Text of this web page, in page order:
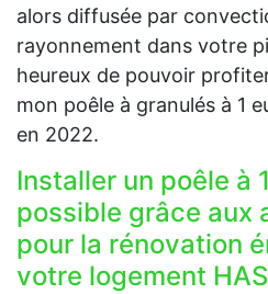
alors diffusée par
rayonnement dans votre
heureux de pouvoir
mon poêle à granulés à 1
en 2022.
Installer un poêle à
possible grâce aux
pour la rénovation
votre logement